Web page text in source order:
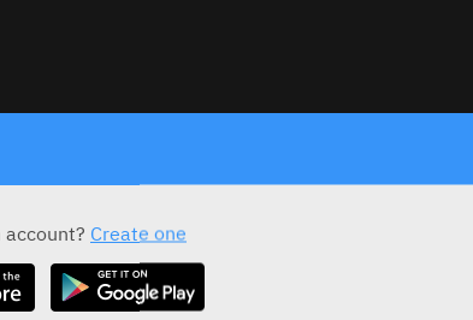
account? Create one